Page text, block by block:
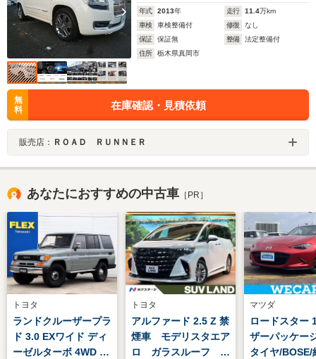
年式 2013年 走行 11.4万km
車検
車検整備付 修復
なし
保証
保証無 整備
法定整備付
住所
栃木県真岡市
無
料
在庫確認・見積依頼
販売店： ＲＯＡＤ ＲＵＮＮＥＲ
あなたにおすすめの中古車 ［PR］
トヨタ
ランドクルーザープラ
ド 3.0 EXワイド ディ
ーゼルターボ 4WD 全
トヨタ
アルファード 2.5 Z 禁
煙車 モデリスタエア
ロ ガラスルーフ 後
マツダ
ロードスター
ザーパッケー
タイヤ/BOSE/